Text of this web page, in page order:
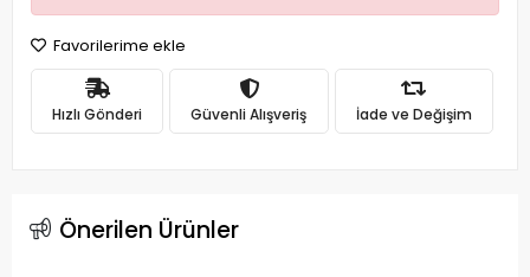
Favorilerime ekle
Hızlı Gönderi Güvenli Alışveriş İade ve Değişim
Önerilen Ürünler